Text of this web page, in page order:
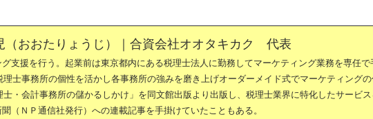
（おおたりょうじ）｜合資会社オオタキカク 代表
支援を行う。起業前は東京都内にある税理士法人に勤務してマーケティング業務を専任で
士事務所の個性を活かし各事務所の強みを磨き上げオーダーメイド式でマーケティング
・会計事務所の儲かるしかけ」を同文館出版より出版し、税理士業界に特化したサービ
（ＮＰ通信社発行）への連載記事を手掛けていたこともある。